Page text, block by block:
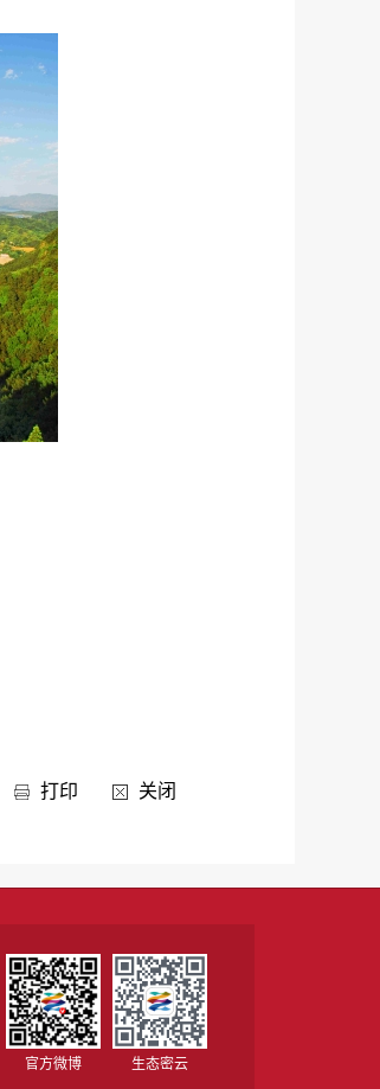
打印 关闭
官方微博 生态密云